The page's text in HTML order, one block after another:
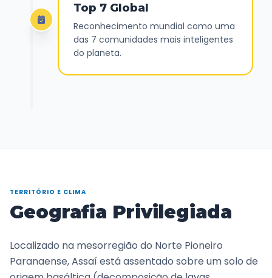
Top 7 Global
Reconhecimento mundial como uma
das 7 comunidades mais inteligentes
do planeta.
TERRITÓRIO E CLIMA
Geografia Privilegiada
Localizado na mesorregião do Norte Pioneiro
Paranaense, Assaí está assentado sobre um solo de